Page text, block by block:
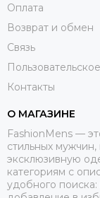
Оплата
Возврат и обмен
Связь
Контакты
О МАГАЗИНЕ
FashionMens —
стильных
эксклюзивную
категориям с
удобного